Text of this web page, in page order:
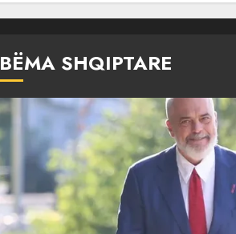
BËMA SHQIPTARE